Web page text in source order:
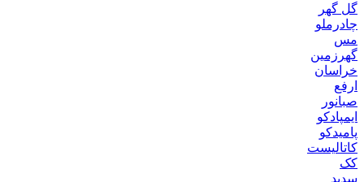
گل گهر
چادرملو
مس
گهرزمین
خراسان
ارفع
صبانور
ایمپادکو
پامیدکو
کاتالیست
کک
سدید